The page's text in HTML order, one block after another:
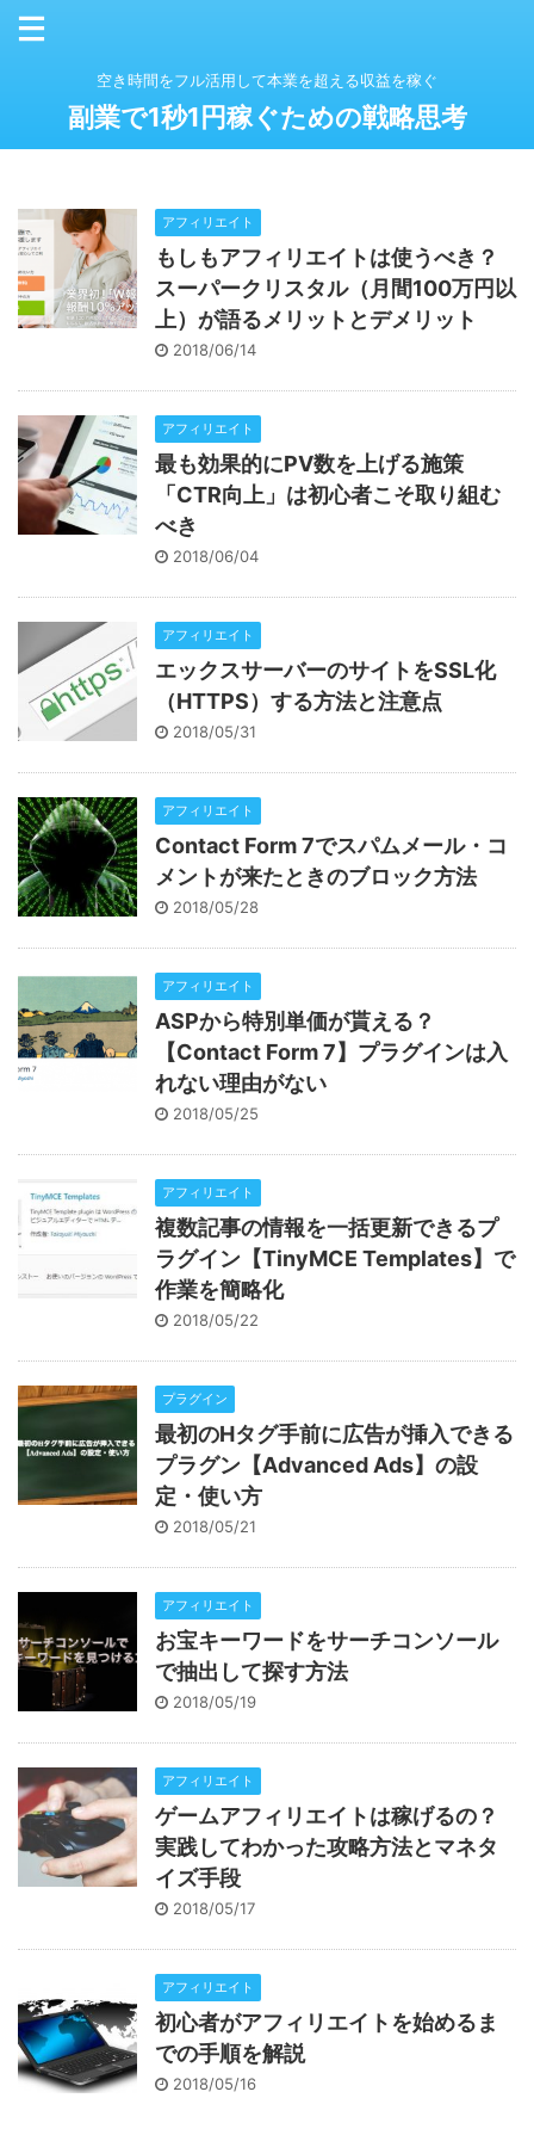
空き時間をフル活用して本業を超える収益を稼ぐ
副業で1秒1円稼ぐための戦略思考
アフィリエイト
もしもアフィリエイトは使うべき？
スーパークリスタル（月間100万円以
上）が語るメリットとデメリット
2018/06/14
アフィリエイト
最も効果的にPV数を上げる施策
「CTR向上」は初心者こそ取り組む
べき
2018/06/04
アフィリエイト
エックスサーバーのサイトをSSL化
（HTTPS）する方法と注意点
2018/05/31
アフィリエイト
Contact Form 7でスパムメール・コ
メントが来たときのブロック方法
2018/05/28
アフィリエイト
ASPから特別単価が貰える？
【Contact Form 7】プラグインは入
れない理由がない
2018/05/25
アフィリエイト
複数記事の情報を一括更新できるプ
ラグイン【TinyMCE Templates】で
作業を簡略化
2018/05/22
プラグイン
最初のHタグ手前に広告が挿入できる
プラグン【Advanced Ads】の設
定・使い方
2018/05/21
アフィリエイト
お宝キーワードをサーチコンソール
で抽出して探す方法
2018/05/19
アフィリエイト
ゲームアフィリエイトは稼げるの？
実践してわかった攻略方法とマネタ
イズ手段
2018/05/17
アフィリエイト
初心者がアフィリエイトを始めるま
での手順を解説
2018/05/16